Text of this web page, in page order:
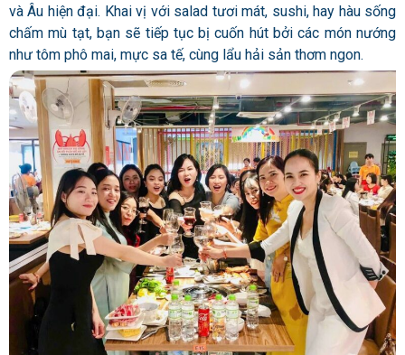
và Âu hiện đại. Khai vị với salad tươi mát, sushi, hay hàu sống
chấm mù tạt, bạn sẽ tiếp tục bị cuốn hút bởi các món nướng
như tôm phô mai, mực sa tế, cùng lẩu hải sản thơm ngon.